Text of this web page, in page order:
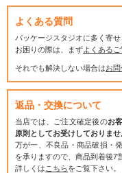
よくある質問
パッケージスタジオに多く寄
お困りの際は、まずよくあるご
それでも解決しない場合はお
返品・交換について
当店では、ご注文確定後のお
原則としてお受けしておりませ
万が一、不良品・商品破損・
を承りますので、商品到着後7
詳しくは こちらをご覧下さい。